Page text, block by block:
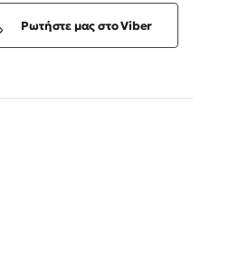
Ρωτήστε μας στο Viber